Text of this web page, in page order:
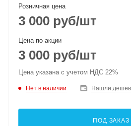
Розничная цена
3 000 руб/шт
Цена по акции
3 000 руб/шт
Цена указана с учетом НДС 22%
Нет в наличии Нашли
ПОД ЗАКАЗ